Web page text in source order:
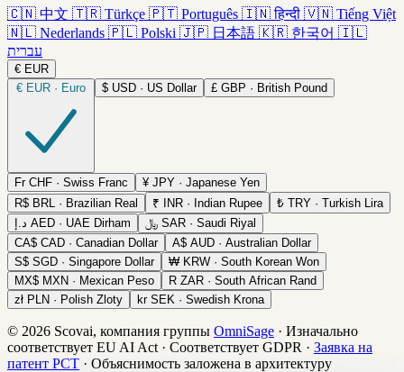
🇨🇳 中文 🇹🇷 Türkçe 🇵🇹 Português 🇮🇳 हिन्दी 🇻🇳 Tiếng Việt
🇳🇱 Nederlands 🇵🇱 Polski 🇯🇵 日本語 🇰🇷 한국어 🇮🇱
עברית
€ EUR
€ EUR · Euro $ USD · US Dollar £ GBP · British Pound
Fr CHF · Swiss Franc ¥ JPY · Japanese Yen
R$ BRL · Brazilian Real ₹ INR · Indian Rupee ₺ TRY · Turkish Lira
د.إ AED · UAE Dirham ﷼ SAR · Saudi Riyal
CA$ CAD · Canadian Dollar A$ AUD · Australian Dollar
S$ SGD · Singapore Dollar ₩ KRW · South Korean Won
MX$ MXN · Mexican Peso R ZAR · South African Rand
zł PLN · Polish Zloty kr SEK · Swedish Krona
© 2026 Scovai, компания группы OmniSage · Изначально
соответствует EU AI Act · Соответствует GDPR · Заявка на
патент PCT · Объяснимость заложена в архитектуру